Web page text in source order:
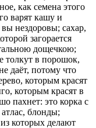
как семена этого
варят кашу и
нездоровы; сахар,
загорается
дощечкою;
толкут в порошок,
даёт, потому что
которым красят
которым красят в
пахнет: это корка с
блонды;
которых делают